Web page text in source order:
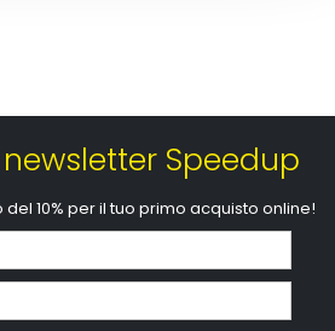
Speedup
10% per il tuo primo acquisto online!